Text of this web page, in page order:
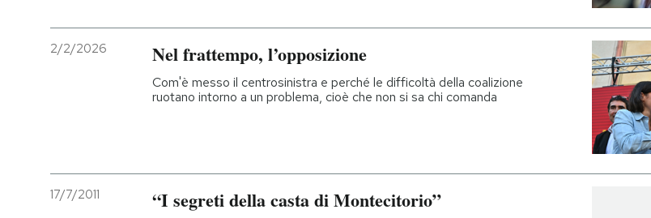
2/2/2026 Nel frattempo, l’opposizione
Com'è messo il centrosinistra e perché le difficoltà della coalizione
ruotano intorno a un problema, cioè che non si sa chi comanda
17/7/2011 “I segreti della casta di Montecitorio”